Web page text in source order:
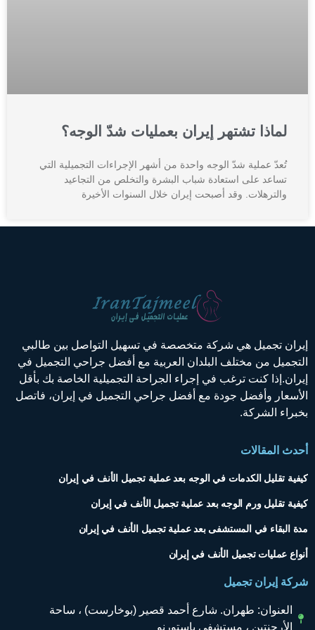
لماذا تشتهر إيران بعمليات شدّ الوجه؟
تُعدّ عملية شدّ الوجه واحدة من أشهر الإجراءات التجميلية التي
تساعد على استعادة شباب البشرة والتخلص من التجاعيد
والترهلات. وقد أصبحت إيران خلال السنوات الأخيرة
إيران تجميل هي شركة متخصصة في تسهيل التواصل بين طالبي
التجميل من مختلف البلدان العربية مع أفضل جراحي التجميل في
إيران.إذا كنت ترغب في إجراء الجراحة التجميلية الخاصة بك بأقل
الأسعار وأفضل جودة مع أفضل جراحي التجميل في إيران، فاتصل
بخبراء الشركة.
أحدث المقالات
كيفية تقليل الكدمات في الوجه بعد عملية تجميل الأنف في إيران
كيفية تقليل ورم الوجه بعد عملية تجميل الأنف في إيران
مدة البقاء في المستشفى بعد عملية تجميل الأنف في إيران
أنواع عمليات تجميل الأنف في إيران
شركة إيران تجميل
العنوان: طهران. شارع أحمد قصير (بوخارست) ، ساحة
الأرجنتين ، مستشفى باستورنو